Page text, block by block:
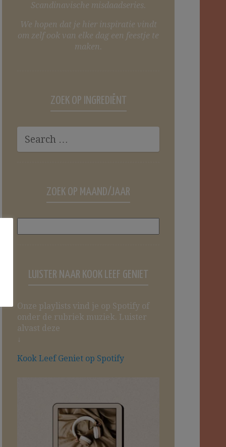
Scandinavische misdaadseries.
We hopen dat je hier inspiratie vindt
om zelf ook van elke dag een feestje te
maken.
ZOEK OP INGREDIËNT
ZOEK OP MAAND/JAAR
LUISTER NAAR KOOK LEEF GENIET
Onze playlists vind je op Spotify of
onder de rubriek muziek. Luister
alvast deze
↓
Kook Leef Geniet op Spotify